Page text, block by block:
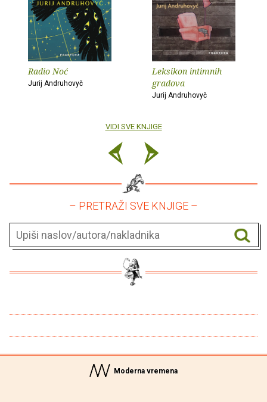
Radio Noć
Jurij Andruhovyč
Leksikon intimnih
gradova
Jurij Andruhovyč
VIDI SVE KNJIGE
– PRETRAŽI SVE KNJIGE –
Moderna vremena